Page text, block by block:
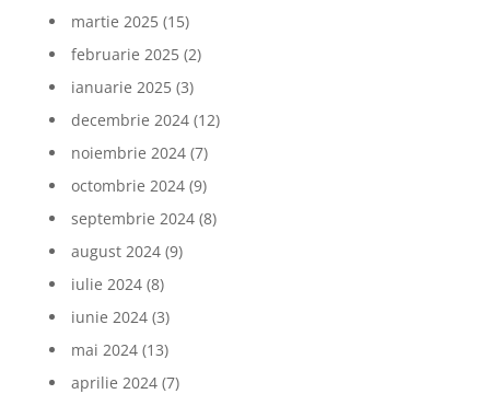
martie 2025(15)
februarie 2025(2)
ianuarie 2025(3)
decembrie 2024(12)
noiembrie 2024(7)
octombrie 2024(9)
septembrie 2024(8)
august 2024(9)
iulie 2024(8)
iunie 2024(3)
mai 2024(13)
aprilie 2024(7)